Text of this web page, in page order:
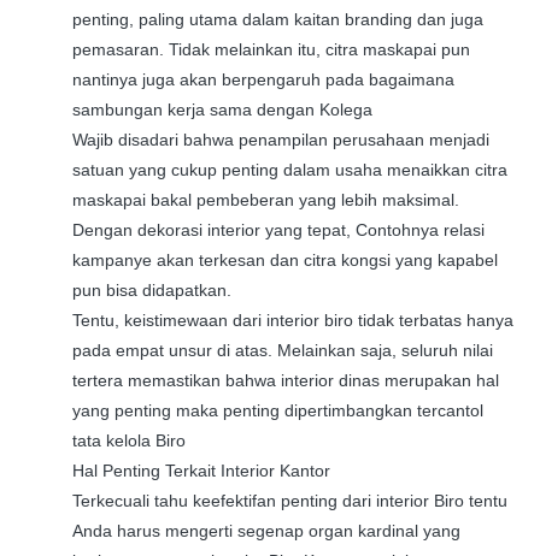
penting, paling utama dalam kaitan branding dan juga
pemasaran. Tidak melainkan itu, citra maskapai pun
nantinya juga akan berpengaruh pada bagaimana
sambungan kerja sama dengan Kolega
Wajib disadari bahwa penampilan perusahaan menjadi
satuan yang cukup penting dalam usaha menaikkan citra
maskapai bakal pembeberan yang lebih maksimal.
Dengan dekorasi interior yang tepat, Contohnya relasi
kampanye akan terkesan dan citra kongsi yang kapabel
pun bisa didapatkan.
Tentu, keistimewaan dari interior biro tidak terbatas hanya
pada empat unsur di atas. Melainkan saja, seluruh nilai
tertera memastikan bahwa interior dinas merupakan hal
yang penting maka penting dipertimbangkan tercantol
tata kelola Biro
Hal Penting Terkait Interior Kantor
Terkecuali tahu keefektifan penting dari interior Biro tentu
Anda harus mengerti segenap organ kardinal yang